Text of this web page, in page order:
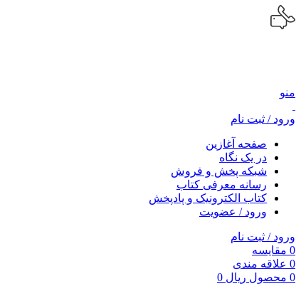
منو
ورود / ثبت نام
صفحه آغازین
در یک نگاه
شبکه پخش و فروش
رسانه معرفی کتاب
کتاب الکترونیک و پادپخش
ورود / عضویت
ورود / ثبت نام
0 مقایسه
0 علاقه مندی
0 محصول ریال